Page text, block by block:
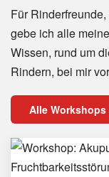
Für
gebe ich alle
Wissen, rund um
Rindern, bei mir
Alle Workshops